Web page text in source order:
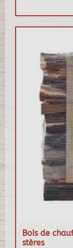
Bois de
stères